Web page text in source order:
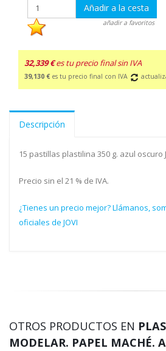
Añadir a la cesta
añadir a favoritos
32,339 € es tu precio final sin IVA
39,130 € es tu precio final con IVA
Descripción
15 pastillas plastilina 350 g. azul oscuro
Precio sin el 21 % de IVA.
¿Tienes un precio mejor? Llámanos,
oficiales de JOVI
OTROS PRODUCTOS EN
MODELAR. PAPEL MACHÉ.